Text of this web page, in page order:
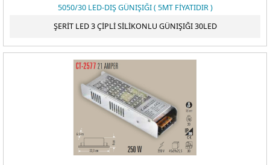
5050/30 LED-DIŞ GÜNIŞIĞI ( 5MT FİYATIDIR )
ŞERİT LED 3 ÇİPLİ SİLİKONLU GÜNIŞIĞI 30LED